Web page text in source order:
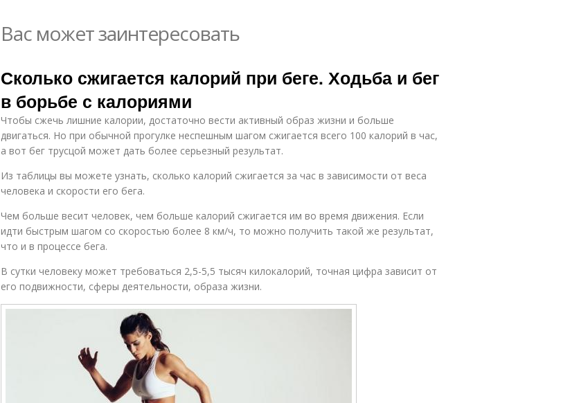
Вас может заинтересовать
Сколько сжигается калорий при беге. Ходьба и бег
в борьбе с калориями
Чтобы сжечь лишние калории, достаточно вести активный образ жизни и больше
двигаться. Но при обычной прогулке неспешным шагом сжигается всего 100 калорий в час,
а вот бег трусцой может дать более серьезный результат.
Из таблицы вы можете узнать, сколько калорий сжигается за час в зависимости от веса
человека и скорости его бега.
Чем больше весит человек, чем больше калорий сжигается им во время движения. Если
идти быстрым шагом со скоростью более 8 км/ч, то можно получить такой же результат,
что и в процессе бега.
В сутки человеку может требоваться 2,5-5,5 тысяч килокалорий, точная цифра зависит от
его подвижности, сферы деятельности, образа жизни.